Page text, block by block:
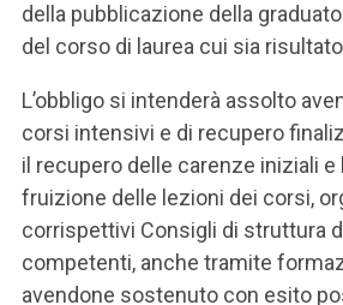
della pubblicazione della
del corso di laurea cui sia
L’obbligo si intenderà assolto
corsi intensivi e di recupero
il recupero delle carenze iniziali e
fruizione delle lezioni dei corsi,
corrispettivi Consigli di struttura
competenti, anche tramite
avendone sostenuto con esito